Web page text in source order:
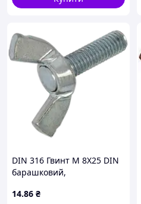
DIN 316 Гвинт М 8Х25 DIN
барашковий,
оцинкований
14.86 ₴